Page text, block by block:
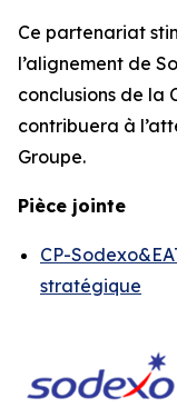
Ce partenariat
l’alignement de
conclusions de la
contribuera à
Groupe.
Pièce jointe
CP-
stratégique